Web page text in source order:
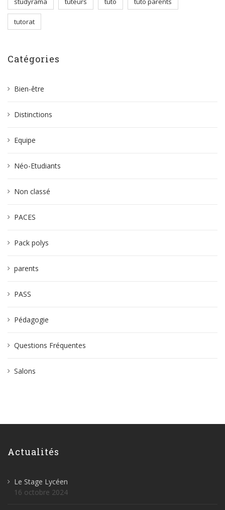
tutorat
Catégories
Bien-être
Distinctions
Equipe
Néo-Etudiants
Non classé
PACES
Pack polys
parents
PASS
Pédagogie
Questions Fréquentes
Salons
Actualités
Le Stage Lycéen
16 octobre 2024